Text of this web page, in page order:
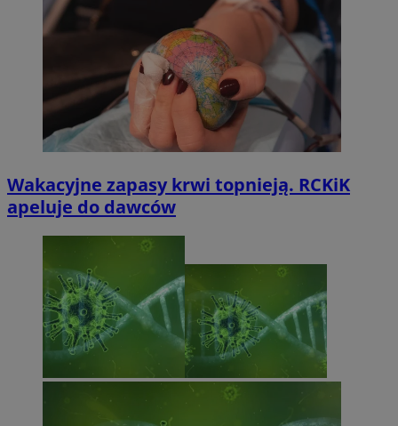
Wakacyjne zapasy krwi topnieją. RCKiK
apeluje do dawców